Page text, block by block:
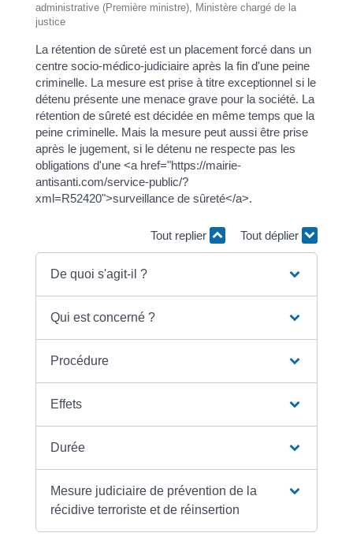
administrative (Première ministre), Ministère chargé de la
justice
La rétention de sûreté est un placement forcé dans un
centre socio-médico-judiciaire après la fin d'une peine
criminelle. La mesure est prise à titre exceptionnel si le
détenu présente une menace grave pour la société. La
rétention de sûreté est décidée en même temps que la
peine criminelle. Mais la mesure peut aussi être prise
après le jugement, si le détenu ne respecte pas les
obligations d'une <a href="https://mairie-
antisanti.com/service-public/?
xml=R52420">surveillance de sûreté</a>.
Tout replier Tout déplier
De quoi s'agit-il ?
Qui est concerné ?
Procédure
Effets
Durée
Mesure judiciaire de prévention de la
récidive terroriste et de réinsertion